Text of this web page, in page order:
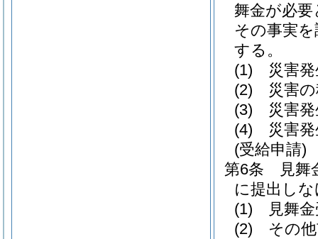
舞金が必
その事実
する。
(1)
災害
(2)
災害
(3)
災害
(4)
災害
(受給申請)
第6条
見舞
に提出し
(1)
見舞
(2)
その